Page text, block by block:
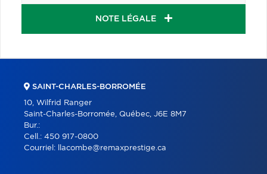
NOTE LÉGALE
SAINT-CHARLES-BORROMÉE
10, Wilfrid Ranger
Saint-Charles-Borromée, Québec, J6E 8M7
Bur.:
Cell.: 450 917-0800
Courriel:
llacombe@remaxprestige.ca